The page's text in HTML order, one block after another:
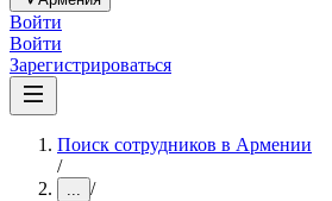
Войти
Войти
Зарегистрироваться
Поиск сотрудников в Армении
/
... /